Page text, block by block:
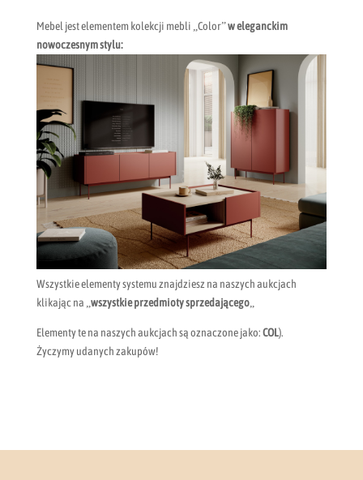
Mebel jest elementem kolekcji mebli „Color”w eleganckim
nowoczesnym stylu:
Wszystkie elementy systemu znajdziesz na naszych aukcjach
klikając na „wszystkie przedmioty sprzedającego„
Elementy te na naszych aukcjach są oznaczone jako:COL).
Życzymy udanych zakupów!